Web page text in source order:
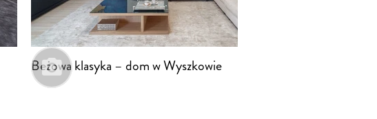
Beżowa klasyka – dom w Wyszkowie